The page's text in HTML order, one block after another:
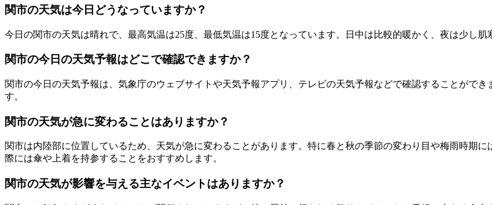
関市の天気は今日どうなっていますか？
今日の関市の天気は晴れで、最高気温は25度、最低気温は15度となっています。日中は比較的暖かく、夜は少し
関市の今日の天気予報はどこで確認できますか？
関市の今日の天気予報は、気象庁のウェブサイトや天気予報アプリ、テレビの天気予報などで確認することがで
す。
関市の天気が急に変わることはありますか？
関市は内陸部に位置しているため、天気が急に変わることがあります。特に春と秋の季節の変わり目や梅雨時期
際には傘や上着を持参することをおすすめします。
関市の天気が影響を与える主なイベントはありますか？